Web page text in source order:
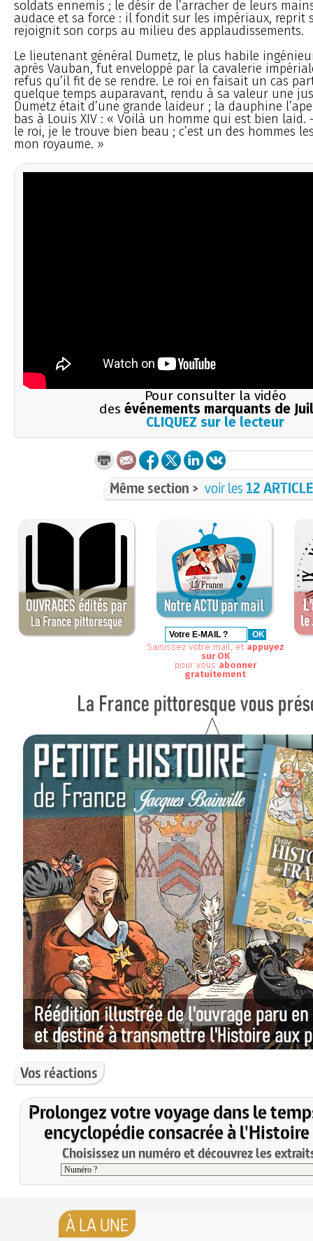
soldats ennemis ; le désir de l’arracher de leurs
audace et sa force : il fondit sur les impériaux, reprit
rejoignit son corps au milieu des applaudissements.
Le lieutenant général Dumetz, le plus habile
après Vauban, fut enveloppé par la cavalerie
refus qu’il fit de se rendre. Le roi en faisait un cas
quelque temps auparavant, rendu à sa valeur une
Dumetz était d’une grande laideur ; la dauphine
bas à Louis XIV : « Voilà un homme qui est bien
le roi, je le trouve bien beau ; c’est un des hommes
mon royaume. »
Pour consulter la vidéo
des événements marquants de
CLIQUEZ sur le lecteur
Même section > voir les 12
Saisissez votre mail, et appuyez
sur OK
pour vous abonner
gratuitement
Vos réactions
Prolongez votre voyage dans le
encyclopédie consacrée à l'Histoire
Choisissez un numéro et découvrez les
À LA UNE